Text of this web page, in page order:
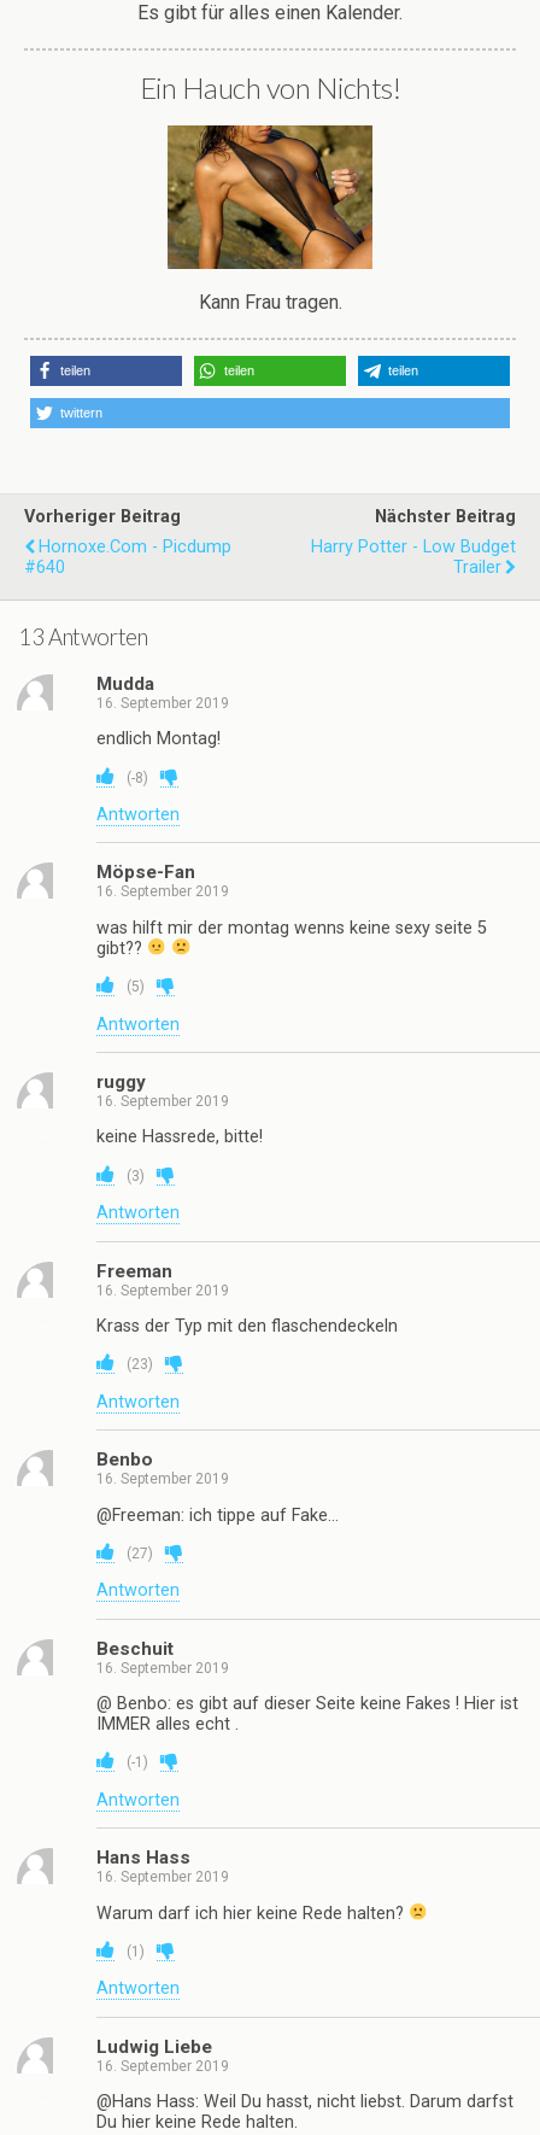
Es gibt für alles einen Kalender.
Ein Hauch von Nichts!
Kann Frau tragen.
teilen teilen teilen
twittern
Vorheriger Beitrag
Hornoxe.com - Picdump
#640
Nächster Beitrag
Harry Potter - Low Budget
Trailer
13 Antworten
Mudda
16. September 2019
endlich Montag!
(-8)
Antworten
Möpse-Fan
16. September 2019
was hilft mir der montag wenns keine sexy seite 5
gibt??
(5)
Antworten
ruggy
16. September 2019
keine Hassrede, bitte!
(3)
Antworten
Freeman
16. September 2019
Krass der Typ mit den flaschendeckeln
(23)
Antworten
Benbo
16. September 2019
@Freeman: ich tippe auf Fake…
(27)
Antworten
Beschuit
16. September 2019
@ Benbo: es gibt auf dieser Seite keine Fakes ! Hier ist
IMMER alles echt .
(-1 )
Antworten
Hans Hass
16. September 2019
Warum darf ich hier keine Rede halten?
(1 )
Antworten
Ludwig Liebe
16. September 2019
@Hans Hass: Weil Du hasst, nicht liebst. Darum darfst
Du hier keine Rede halten.